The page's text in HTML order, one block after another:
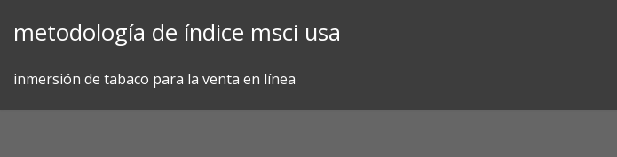
metodología de índice msci usa
inmersión de tabaco para la venta en línea